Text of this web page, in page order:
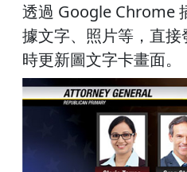
透過 Google Chrome
據文字、照片等，直
時更新圖文字卡畫面。